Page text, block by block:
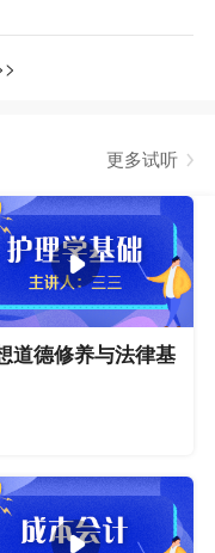
更多试听
道德修养与法律基